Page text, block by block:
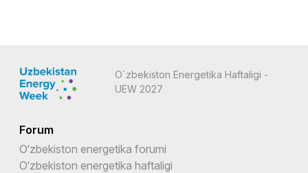
O`zbekiston Energetika Haftaligi -
UEW 2027
Forum
O‘zbekiston energetika forumi
O‘zbekiston energetika haftaligi